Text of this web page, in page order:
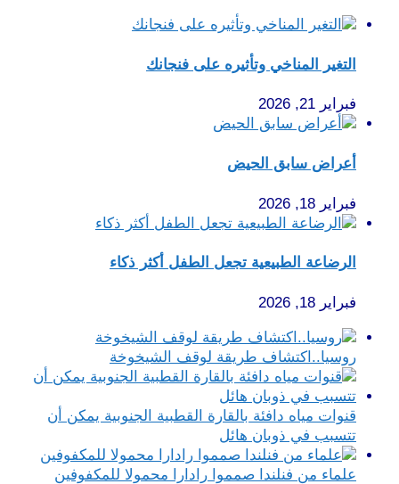
التغير المناخي وتأثيره على فنجانك
فبراير 21, 2026
أعراض سابق الحيض
فبراير 18, 2026
الرضاعة الطبيعية تجعل الطفل أكثر ذكاء
فبراير 18, 2026
روسيا..اكتشاف طريقة لوقف الشيخوخة
قنوات مياه دافئة بالقارة القطبية الجنوبية يمكن أن
تتسبب في ذوبان هائل
علماء من فنلندا صمموا رادارا محمولا للمكفوفين